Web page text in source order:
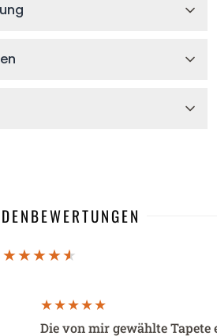
Die von mir gewählte